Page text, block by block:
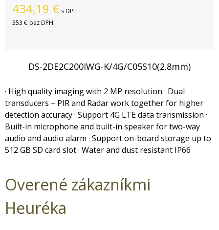
434,19 € s DPH
353 € bez DPH
DS-2DE2C200IWG-K/4G/C05S10(2.8mm)
· High quality imaging with 2 MP resolution · Dual
transducers – PIR and Radar work together for higher
detection accuracy · Support 4G LTE data transmission ·
Built-in microphone and built-in speaker for two-way
audio and audio alarm · Support on-board storage up to
512 GB SD card slot · Water and dust resistant IP66
Overené zákazníkmi
Heuréka